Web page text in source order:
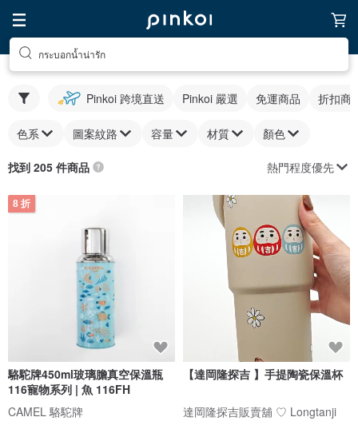
กระบอกน้ำน่ารัก
Pinkoi 跨境直送 Pinkoi 嚴選 免運商品 折扣商
色系 圖案紋路 容量 材質 顏色
找到 205 件商品 熱門程度優先
8 折
駱駝牌450ml玻璃膽真空保溫瓶
116寵物系列 | 魚 116FH
CAMEL 駱駝牌
【達岡隆探吉 】手提陶瓷保溫杯
達岡隆探吉販賣舖 ♡ Longtanji